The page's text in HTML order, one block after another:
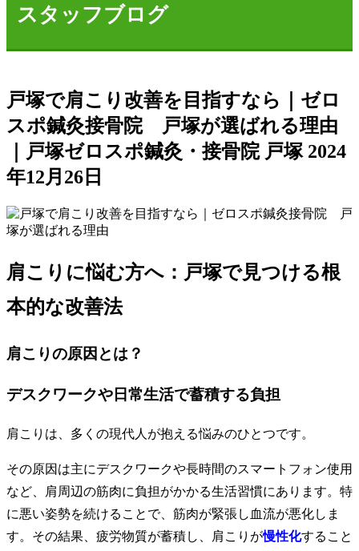
スタッフブログ
戸塚で肩こり改善を目指すなら｜ゼロ
スポ鍼灸接骨院 戸塚が選ばれる理由
｜戸塚ゼロスポ鍼灸・接骨院 戸塚 2024
年12月26日
肩こりに悩む方へ：戸塚で見つける根
本的な改善法
肩こりの原因とは？
デスクワークや日常生活で蓄積する負担
肩こりは、多くの現代人が抱える悩みのひとつです。
その原因は主にデスクワークや長時間のスマートフォン使用
など、肩周辺の筋肉に負担がかかる生活習慣にあります。特
に悪い姿勢を続けることで、筋肉が緊張し血流が悪化しま
す。その結果、疲労物質が蓄積し、肩こりが慢性化すること